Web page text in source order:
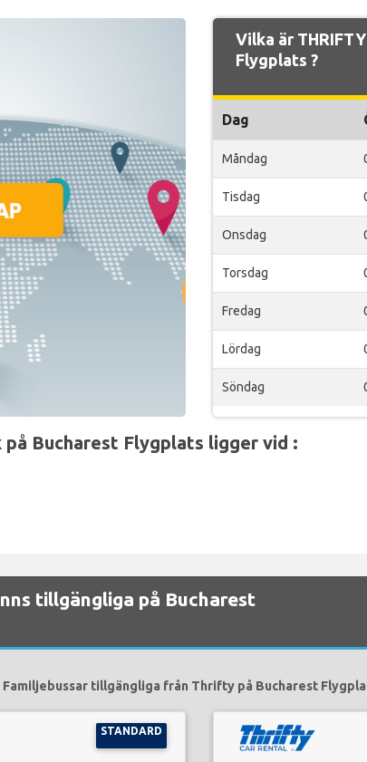
Vilka är
Flygplats ?
Dag
Måndag
Tisdag
Onsdag
Torsdag
Fredag
Lördag
Söndag
Bucharest Flygplats ligger vid :
tillgängliga på Bucharest
Familjebussar tillgängliga från Thrifty på Bucharest
STANDARD